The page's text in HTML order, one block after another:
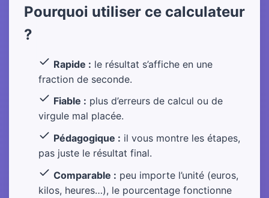
Pourquoi utiliser ce calculateur
?
Rapide : le résultat s’affiche en une
fraction de seconde.
Fiable : plus d’erreurs de calcul ou de
virgule mal placée.
Pédagogique : il vous montre les étapes,
pas juste le résultat final.
Comparable : peu importe l’unité (euros,
kilos, heures…), le pourcentage fonctionne